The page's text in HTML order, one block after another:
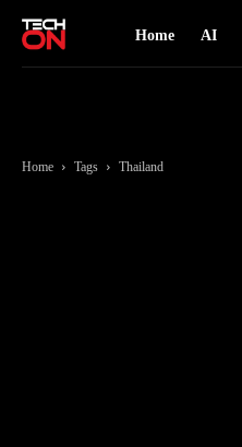
Home AI
Home Tags Thailand